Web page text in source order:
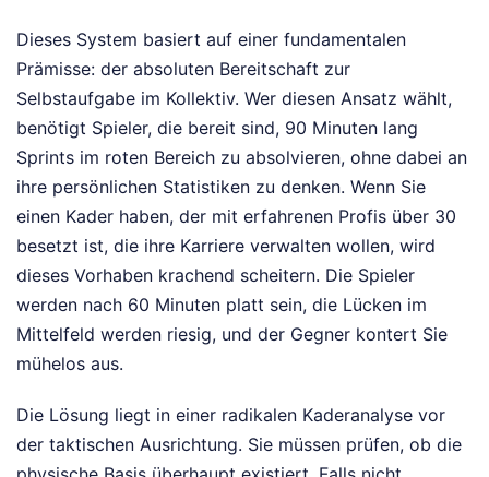
Dieses System basiert auf einer fundamentalen
Prämisse: der absoluten Bereitschaft zur
Selbstaufgabe im Kollektiv. Wer diesen Ansatz wählt,
benötigt Spieler, die bereit sind, 90 Minuten lang
Sprints im roten Bereich zu absolvieren, ohne dabei an
ihre persönlichen Statistiken zu denken. Wenn Sie
einen Kader haben, der mit erfahrenen Profis über 30
besetzt ist, die ihre Karriere verwalten wollen, wird
dieses Vorhaben krachend scheitern. Die Spieler
werden nach 60 Minuten platt sein, die Lücken im
Mittelfeld werden riesig, und der Gegner kontert Sie
mühelos aus.
Die Lösung liegt in einer radikalen Kaderanalyse vor
der taktischen Ausrichtung. Sie müssen prüfen, ob die